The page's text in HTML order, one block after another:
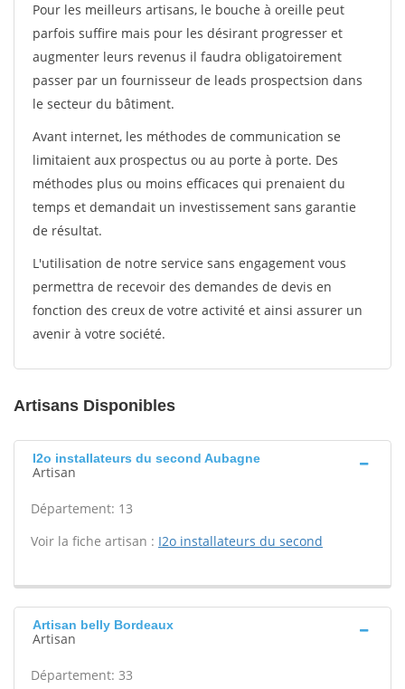
Pour les meilleurs artisans, le bouche à oreille peut
parfois suffire mais pour les désirant progresser et
augmenter leurs revenus il faudra obligatoirement
passer par un fournisseur de leads prospectsion dans
le secteur du bâtiment.
Avant internet, les méthodes de communication se
limitaient aux prospectus ou au porte à porte. Des
méthodes plus ou moins efficaces qui prenaient du
temps et demandait un investissement sans garantie
de résultat.
L'utilisation de notre service sans engagement vous
permettra de recevoir des demandes de devis en
fonction des creux de votre activité et ainsi assurer un
avenir à votre société.
Artisans Disponibles
I2o installateurs du second Aubagne
Artisan
Département: 13
Voir la fiche artisan : I2o installateurs du second
Artisan belly Bordeaux
Artisan
Département: 33